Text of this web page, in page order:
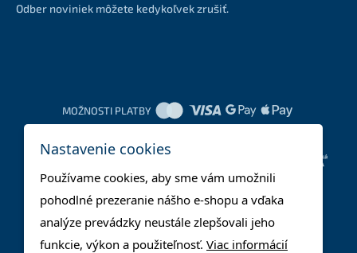
Odber noviniek môžete kedykoľvek zrušiť.
MOŽNOSTI PLATBY
Nastavenie cookies
Používame cookies, aby sme vám umožnili
pohodlné prezeranie nášho e-shopu a vďaka
analýze prevádzky neustále zlepšovali jeho
funkcie, výkon a použiteľnosť. Viac informácií